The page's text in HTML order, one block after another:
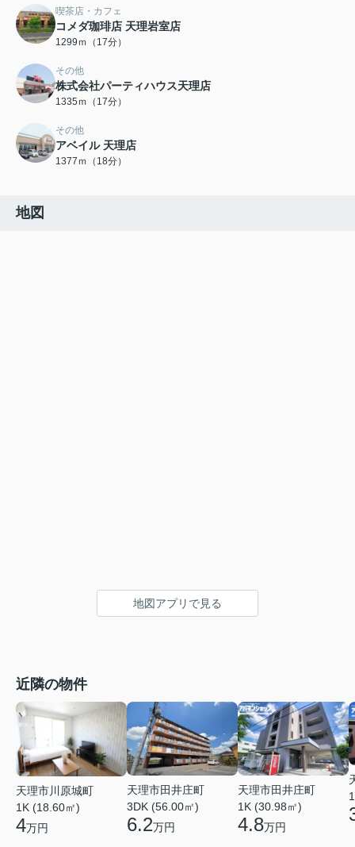
喫茶店・カフェ
コメダ珈琲店 天理岩室店
1299ｍ（17分）
その他
株式会社パーティハウス天理店
1335ｍ（17分）
その他
アベイル 天理店
1377ｍ（18分）
地図
地図アプリで見る
近隣の物件
天理市川原城町
1K (18.60㎡)
4万円
天理市田井庄町
3DK (56.00㎡)
6.2万円
天理市田井庄町
1K (30.98㎡)
4.8万円